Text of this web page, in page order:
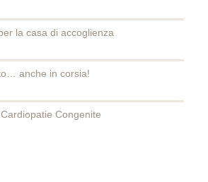
la casa di accoglienza
anche in corsia!
Congenite